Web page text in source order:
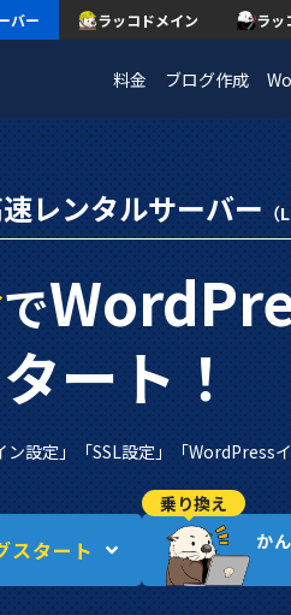
バー ラッコドメイン ラッ
料金 ブログ作成
レンタルサーバー（
で
ート！
ン設定」「SSL設定」「WordPress
スタート
乗り換え
か